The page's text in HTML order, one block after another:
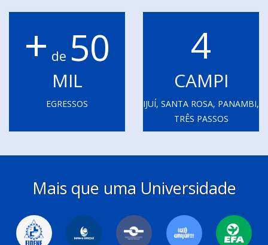
+ de 50
MIL
EGRESSOS
4
CAMPI
IJUÍ, SANTA ROSA, PANAMBI,
TRÊS PASSOS
Mais que uma Universidade